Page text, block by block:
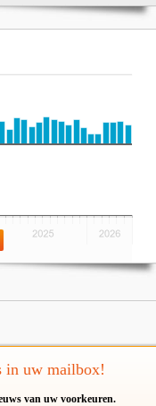
in uw mailbox!
van uw voorkeuren.